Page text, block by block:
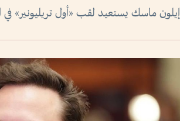
إيلون ماسك يستعيد لقب «أول تريليونير» في